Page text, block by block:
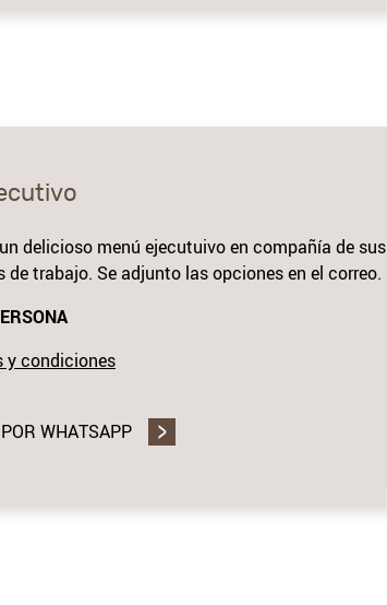
delicioso menú ejecutuivo en compañía de sus
de trabajo. Se adjunto las opciones en el correo.
y condiciones
WHATSAPP